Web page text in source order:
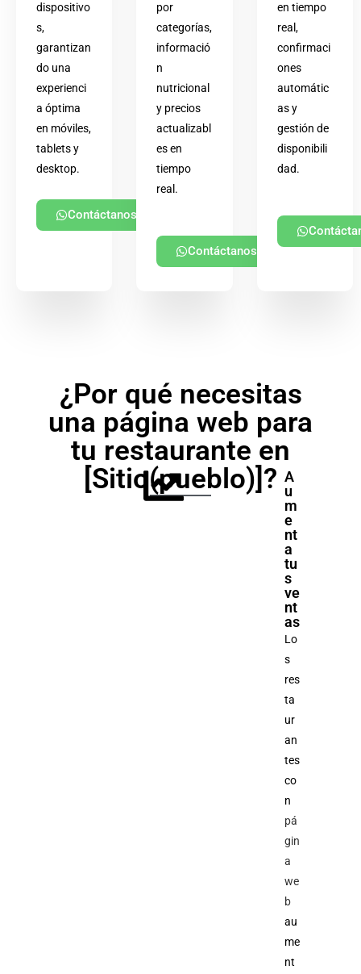
dispositivo
s,
garantizan
do una
experienci
a óptima
en móviles,
tablets y
desktop.
Contáctanos
por
categorías,
informació
n
nutricional
y precios
actualizabl
es en
tiempo
real.
Contáctanos
en tiempo
real,
confirmaci
ones
automátic
as y
gestión de
disponibili
dad.
¿Por qué necesitas
una página web para
tu restaurante en
[Sitio(pueblo)]? A
u
m
e
nt
a
tu
s
ve
nt
as
Lo
s
res
ta
ur
an
tes
co
n
pá
gin
a
we
b
au
me
nt